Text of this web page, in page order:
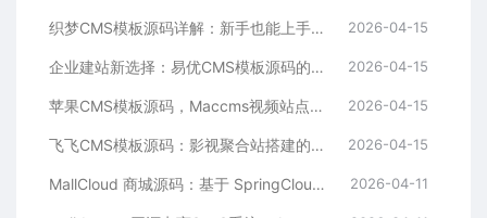
织梦CMS模板源码详解：新手也能上手的DedeCMS二次开发与建站指南 2026-04-15
企业建站新选择：易优CMS模板源码的多语言与SEO优势 2026-04-15
苹果CMS模板源码，Maccms视频站点，影视资源站模板首选 2026-04-15
飞飞CMS模板源码：影视聚合站搭建的理想之选 2026-04-15
MallCloud 商城源码：基于 SpringCloud Alibaba 的高并发电商系统深度解析 2026-04-11